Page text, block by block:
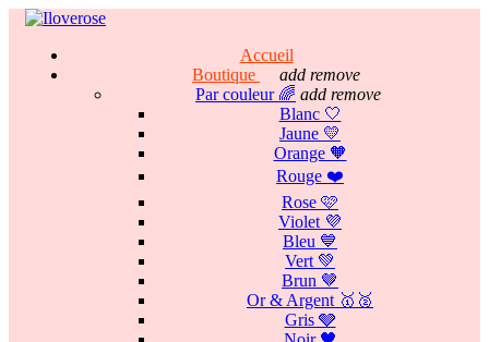
Accueil
Boutique
add remove
Par couleur 🌈 add remove
Blanc 🤍
Jaune 💛
Orange 🧡
Rouge ❤️
Rose 🩷
Violet 💜
Bleu 💙
Vert 💚
Brun 🤎
Or & Argent 🥇🥈
Gris 🩶